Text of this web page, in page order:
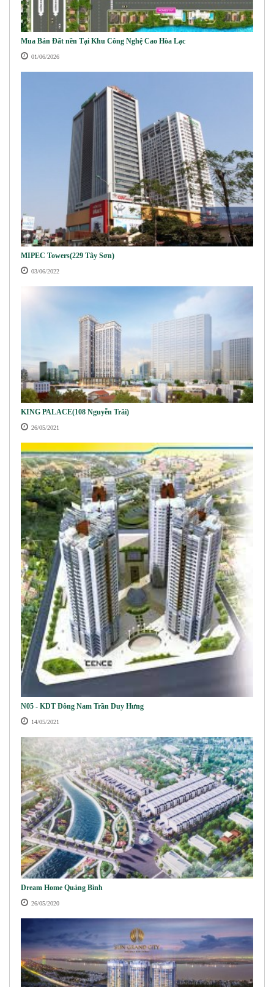
Mua Bán Đất nền Tại Khu Công Nghệ Cao Hòa Lạc
01/06/2026
MIPEC Towers(229 Tây Sơn)
03/06/2022
KING PALACE(108 Nguyễn Trãi)
26/05/2021
N05 - KDT Đông Nam Trần Duy Hưng
14/05/2021
Dream Home Quảng Bình
26/05/2020